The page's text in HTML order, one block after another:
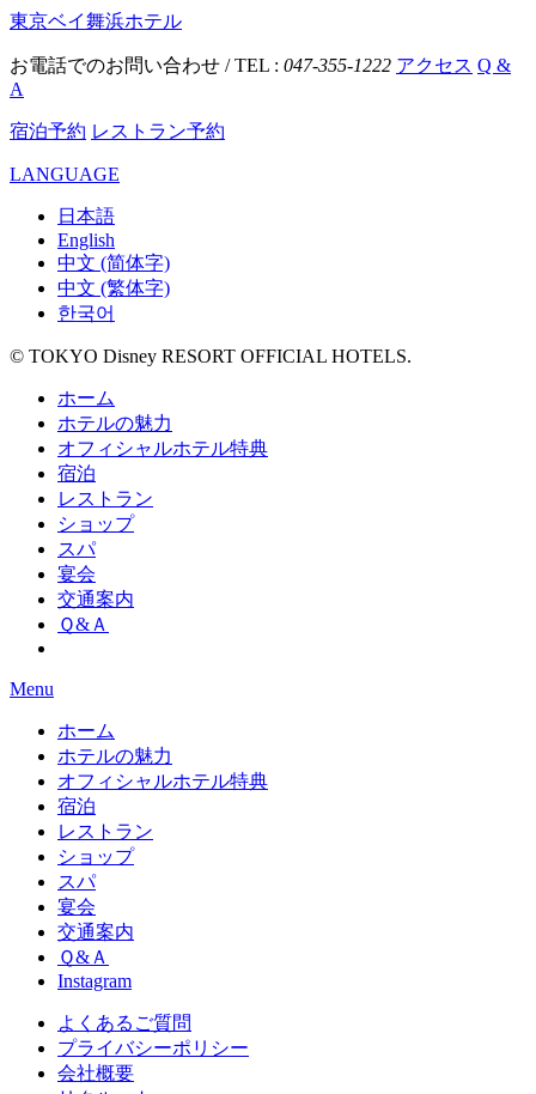
東京ベイ舞浜ホテル
お電話でのお問い合わせ / TEL : 047-355-1222 アクセス Q &
A
宿泊予約 レストラン予約
LANGUAGE
日本語
English
中文 (简体字)
中文 (繁体字)
한국어
© TOKYO Disney RESORT OFFICIAL HOTELS.
ホーム
ホテルの魅力
オフィシャルホテル特典
宿泊
レストラン
ショップ
スパ
宴会
交通案内
Ｑ&Ａ
Menu
ホーム
ホテルの魅力
オフィシャルホテル特典
宿泊
レストラン
ショップ
スパ
宴会
交通案内
Ｑ&Ａ
Instagram
よくあるご質問
プライバシーポリシー
会社概要